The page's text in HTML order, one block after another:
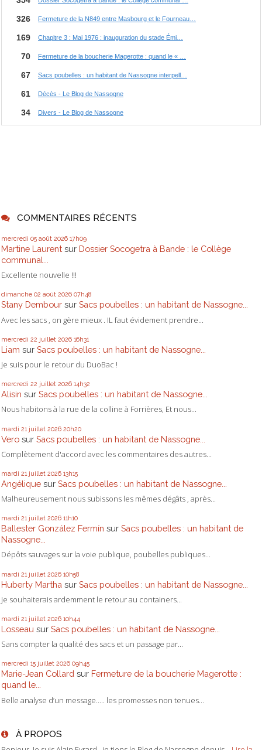
COMMENTAIRES RÉCENTS
mercredi 05 août 2026 17h09
Martine Laurent sur Dossier Socogetra à Bande : le Collège
communal...
Excellente nouvelle !!!
dimanche 02 août 2026 07h48
Stany Dembour sur Sacs poubelles : un habitant de Nassogne...
Avec les sacs , on gère mieux . IL faut évidement prendre...
mercredi 22 juillet 2026 16h31
Liam sur Sacs poubelles : un habitant de Nassogne...
Je suis pour le retour du DuoBac !
mercredi 22 juillet 2026 14h32
Alisin sur Sacs poubelles : un habitant de Nassogne...
Nous habitons à la rue de la colline à Forrières, Et nous...
mardi 21 juillet 2026 20h20
Vero sur Sacs poubelles : un habitant de Nassogne...
Complètement d'accord avec les commentaires des autres...
mardi 21 juillet 2026 13h15
Angélique sur Sacs poubelles : un habitant de Nassogne...
Malheureusement nous subissons les mêmes dégâts , après...
mardi 21 juillet 2026 11h10
Ballester González Fermín sur Sacs poubelles : un habitant de
Nassogne...
Dépôts sauvages sur la voie publique, poubelles publiques...
mardi 21 juillet 2026 10h58
Huberty Martha sur Sacs poubelles : un habitant de Nassogne...
Je souhaiterais ardemment le retour au containers...
mardi 21 juillet 2026 10h44
Losseau sur Sacs poubelles : un habitant de Nassogne...
Sans compter la qualité des sacs et un passage par...
mercredi 15 juillet 2026 09h45
Marie-Jean Collard sur Fermeture de la boucherie Magerotte :
quand le...
Belle analyse d’un message….. les promesses non tenues...
À PROPOS